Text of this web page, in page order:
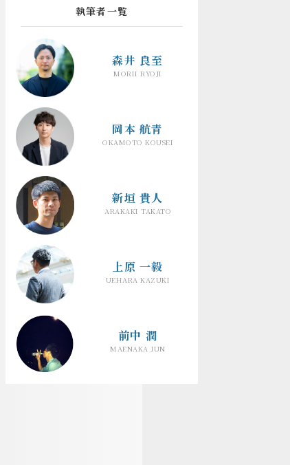
執筆者一覧
森井 良至
MORII RYOJI
岡本 航青
OKAMOTO KOUSEI
新垣 貴人
ARAKAKI TAKATO
上原 一毅
UEHARA KAZUKI
前中 潤
MAENAKA JUN